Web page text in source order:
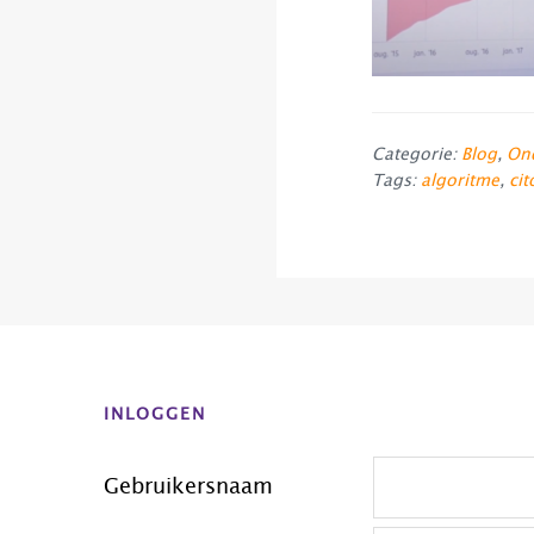
Categorie: Blog,
Tags: algoritme,
INLOGGEN
Gebruikersnaam